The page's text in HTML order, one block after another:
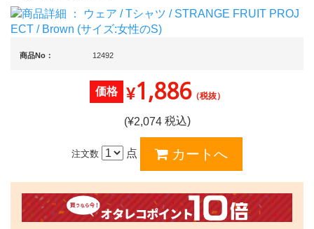
商品No： 12492
価格 ¥1,886（税抜）
(¥2,074税込)
注文数 点